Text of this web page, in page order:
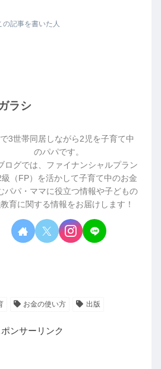
の記事を書いた人
ラシ
3世帯同居しながら2児を子育て中
のパパです。
ログでは、ファイナンシャルプラン
（FP）を活かして子育て中のお金
パパ・ママに役立つ情報や子どもの
育に関する情報をお届けします！
お金の使い方 出版
ポンサーリンク